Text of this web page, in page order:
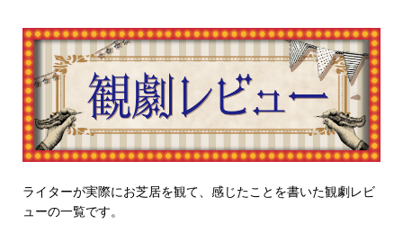
ライターが実際にお芝居を観て、感じたことを書いた観劇レビ
ューの一覧です。